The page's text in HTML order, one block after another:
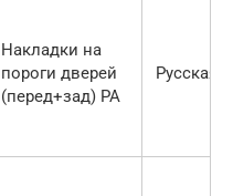
Накладки на
пороги дверей
(перед+зад) РА
Русская